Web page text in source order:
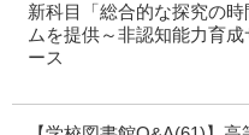
新科目「総合的な探究の
ムを提供～非認知能力育
ース